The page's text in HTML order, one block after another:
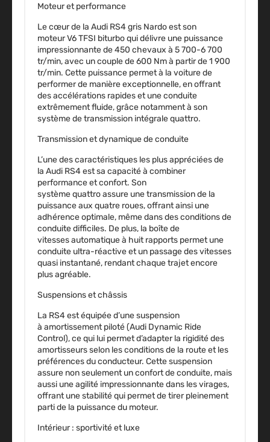
Moteur et performance
Le cœur de la Audi RS4gris Nardo est son
moteurV6 TFSI biturboqui délivre une puissance
impressionnante de450 chevaux à 5 700-6 700
tr/min, avec un couple de600 Nmà partir de1 900
tr/min. Cette puissance permet à la voiture de
performer de manière exceptionnelle, en offrant
des accélérations rapides et une conduite
extrêmement fluide, grâce notamment à son
système de transmission intégralequattro.
Transmission et dynamique de conduite
L’une des caractéristiques les plus appréciées de
la Audi RS4est sa capacité à combiner
performance et confort. Son
systèmequattroassure une transmission de la
puissance aux quatre roues, offrant ainsi une
adhérence optimale, même dans des conditions de
conduite difficiles. De plus, la boîte de
vitessesautomatique à huit rapports permet une
conduite ultra-réactive et un passage des vitesses
quasi instantané, rendant chaque trajet encore
plus agréable.
Suspensions et châssis
La RS4est équipée d’une suspension
à amortissement piloté(Audi Dynamic Ride
Control), ce qui lui permet d’adapter la rigidité des
amortisseurs selon les conditions de la route et les
préférences du conducteur. Cette suspension
assure non seulement un confort de conduite, mais
aussi une agilité impressionnante dans les virages,
offrant une stabilité qui permet de tirer pleinement
parti de la puissance du moteur.
Intérieur : sportivité et luxe